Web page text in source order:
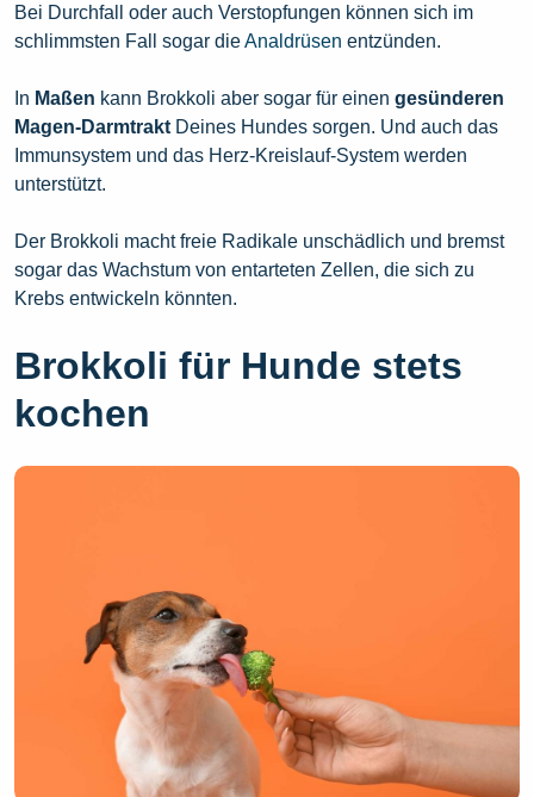
Bei Durchfall oder auch Verstopfungen können sich im
schlimmsten Fall sogar dieAnaldrüsen entzünden.
In Maßen kann Brokkoli aber sogar für einen gesünderen
Magen-Darmtrakt Deines Hundes sorgen. Und auch das
Immunsystem und das Herz-Kreislauf-System werden
unterstützt.
Der Brokkoli macht freie Radikale unschädlich und bremst
sogar das Wachstum von entarteten Zellen, die sich zu
Krebs entwickeln könnten.
Brokkoli für Hunde stets
kochen